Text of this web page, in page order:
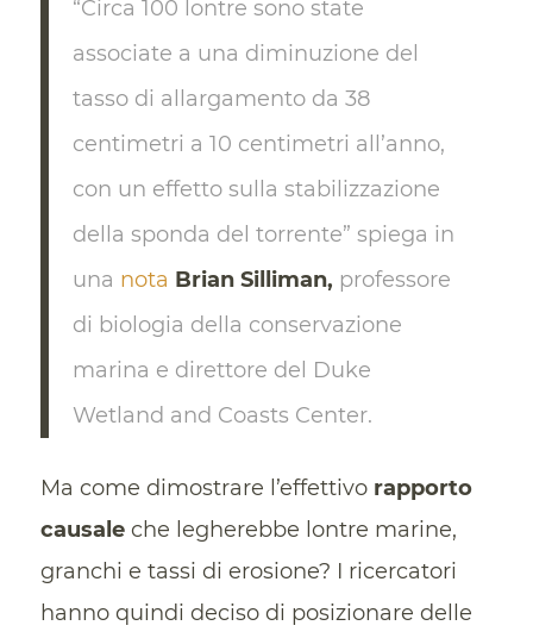
“Circa 100 lontre sono state
associate a una diminuzione del
tasso di allargamento da 38
centimetri a 10 centimetri all’anno,
con un effetto sulla stabilizzazione
della sponda del torrente” spiega in
una nota Brian Silliman, professore
di biologia della conservazione
marina e direttore del Duke
Wetland and Coasts Center.
Ma come dimostrare l’effettivo rapporto
causaleche legherebbe lontre marine,
granchi e tassi di erosione? I ricercatori
hanno quindi deciso di posizionare delle